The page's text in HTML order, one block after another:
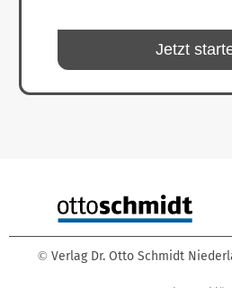
Jetzt
© Verlag Dr. Otto Schmidt